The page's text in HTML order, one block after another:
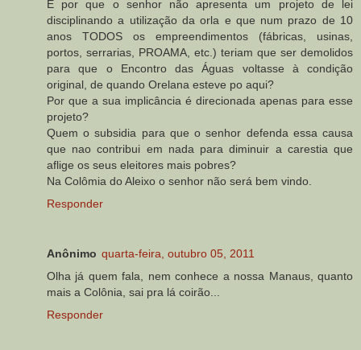
E por que o senhor não apresenta um projeto de lei
disciplinando a utilização da orla e que num prazo de 10
anos TODOS os empreendimentos (fábricas, usinas,
portos, serrarias, PROAMA, etc.) teriam que ser demolidos
para que o Encontro das Águas voltasse à condição
original, de quando Orelana esteve po aqui?
Por que a sua implicância é direcionada apenas para esse
projeto?
Quem o subsidia para que o senhor defenda essa causa
que nao contribui em nada para diminuir a carestia que
aflige os seus eleitores mais pobres?
Na Colômia do Aleixo o senhor não será bem vindo.
Responder
Anônimo quarta-feira, outubro 05, 2011
Olha já quem fala, nem conhece a nossa Manaus, quanto
mais a Colônia, sai pra lá coirão...
Responder